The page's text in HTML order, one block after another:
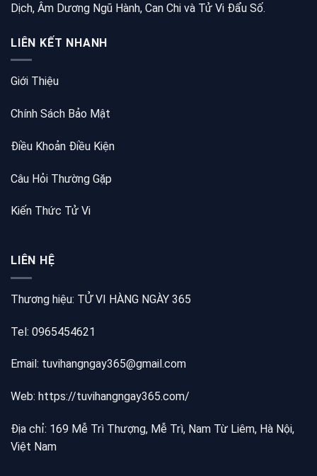
Dịch, Âm Dương Ngũ Hành, Can Chi và Tử Vi Đẩu Số.
LIÊN KẾT NHANH
Giới Thiệu
Chính Sách Bảo Mật
Điều Khoản Điều Kiện
Câu Hỏi Thường Gặp
Kiến Thức Tử Vi
LIÊN HỆ
Thương hiệu: TỬ VI HÀNG NGÀY 365
Tel: 0965454621
Email: tuvihangngay365@gmail.com
Web: https://tuvihangngay365.com/
Địa chỉ: 169 Mễ Trì Thượng, Mễ Trì, Nam Từ Liêm, Hà Nội,
Việt Nam